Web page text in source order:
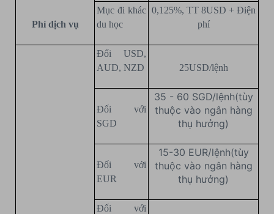
Phí dịch vụ
Mục đi khác
du học
0,125%, TT 8USD + Điện
phí
Đối USD,
AUD, NZD
25USD/lệnh
Đối với
SGD
35 - 60 SGD/lệnh(tùy
thuộc vào ngân hàng
thụ hưởng)
Đối với
EUR
15-30 EUR/lệnh(tùy
thuộc vào ngân hàng
thụ hưởng)
Đối với